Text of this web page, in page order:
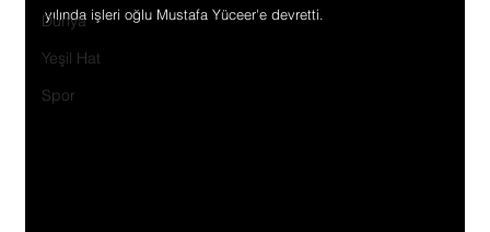
Dünya
Yeşil Hat
Spor
yılında işleri oğlu Mustafa Yüceer'e devretti.